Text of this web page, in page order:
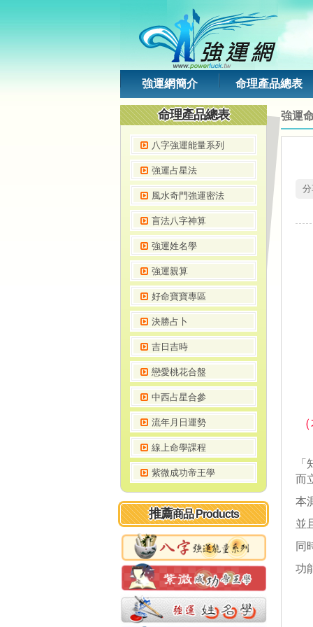
強運網簡介 命理產品總表
強運
而
本
並
同
功
命理產品總表
八字強運能量系列
強運占星法
風水奇門強運密法
盲法八字神算
強運姓名學
強運親算
好命寶寶專區
決勝占卜
吉日吉時
戀愛桃花合盤
中西占星合參
流年月日運勢
線上命學課程
紫微成功帝王學
推薦商品 Products